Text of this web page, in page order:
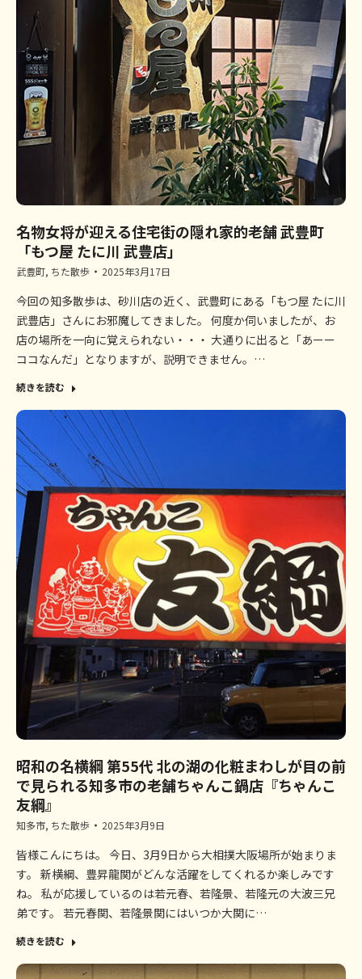
名物女将が迎える住宅街の隠れ家的老舗 武豊町
「もつ屋 たに川 武豊店」
武豊町, ちた散歩 2025年3月17日
今回の知多散歩は、砂川店の近く、武豊町にある「もつ屋 たに川
武豊店」さんにお邪魔してきました。 何度か伺いましたが、お
店の場所を一向に覚えられない・・・ 大通りに出ると「あーー
ココなんだ」となりますが、説明できません。…
続きを読む
昭和の名横綱 第55代 北の湖の化粧まわしが目の前
で見られる知多市の老舗ちゃんこ鍋店『ちゃんこ
友綱』
知多市, ちた散歩 2025年3月9日
皆様こんにちは。 今日、3月9日から大相撲大阪場所が始まりま
す。 新横綱、豊昇龍関がどんな活躍をしてくれるか楽しみです
ね。 私が応援しているのは若元春、若隆景、若隆元の大波三兄
弟です。 若元春関、若隆景関にはいつか大関に…
続きを読む